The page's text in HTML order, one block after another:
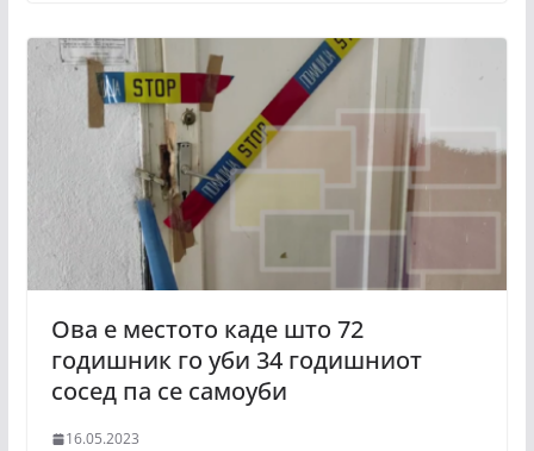
Ова е местото каде што 72
годишник го уби 34 годишниот
сосед па се самоуби
16.05.2023